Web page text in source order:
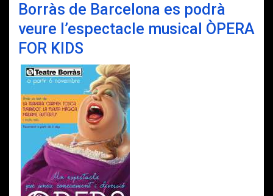
Borràs de Barcelona es podrà
veure l’espectacle musical ÒPERA
FOR KIDS